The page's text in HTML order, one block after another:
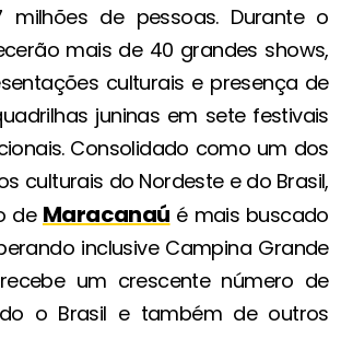
milhões de pessoas. Durante o
mais de 40 grandes shows,
culturais e presença de
juninas em sete festivais
Consolidado como um dos
culturais do Nordeste e do Brasil,
de Maracanaú é mais buscado
inclusive Campina Grande
um crescente número de
o Brasil e também de outros